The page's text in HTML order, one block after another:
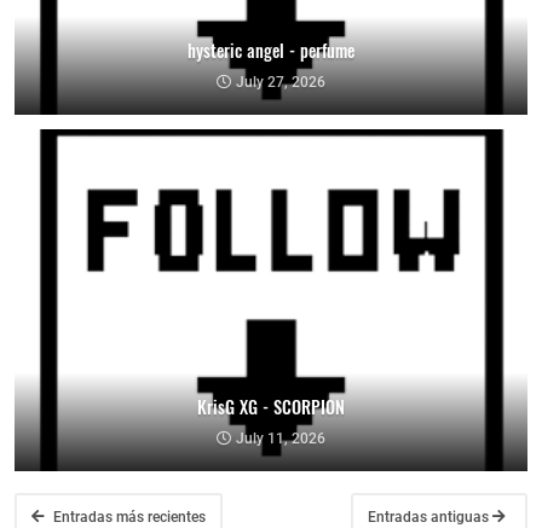
hysteric angel - perfume
July 27, 2026
KrisG XG - SCORPION
July 11, 2026
Entradas más recientes Entradas antiguas